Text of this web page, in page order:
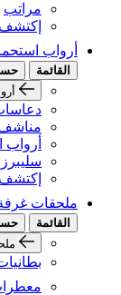
مراتب
إكتشف
أرواب
القائمة
أرواب
سليبرز
ملحقات غرفة
القائمة